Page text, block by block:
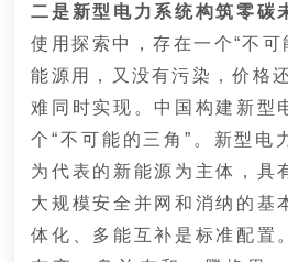
二是新型电力系统构筑零碳
使用探索中，存在一个“不可
能源用，又没有污染，价格
难同时实现。中国构建新型
个“不可能的三角”。新型电
为代表的新能源为主体，具
大规模安全并网和消纳的基
体化、多能互补是标准配置